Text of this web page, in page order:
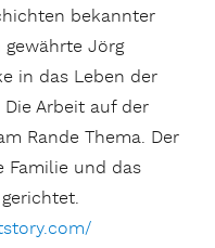
bekannter
Jörg
in das Leben der
Arbeit auf der
Rande Thema. Der
Familie und das